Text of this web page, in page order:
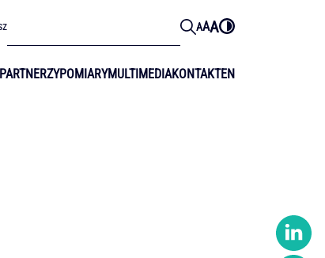
AAA
PARTNERZYPOMIARYMULTIMEDIAKONTAKTEN